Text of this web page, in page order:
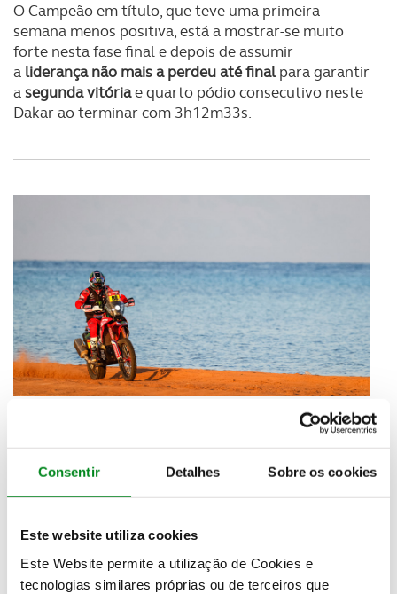
Consentir Detalhes Sobre os cookies
Este website utiliza cookies
Este Website permite a utilização de Cookies e
tecnologias similares próprias ou de terceiros que
O Campeão em título, que teve uma primeira
semana menos positiva, está a mostrar-se muito
forte nesta fase final e depois de assumir
a liderança não mais a perdeu até finalpara garantir
asegunda vitóriae quarto pódio consecutivo neste
Dakar ao terminar com 3h12m33s.
atrás dele terminou Joan Barreda . O
cronometrado em quarto no primeiro controlo de
passagem, subiu ao pódio para se manter por aí até